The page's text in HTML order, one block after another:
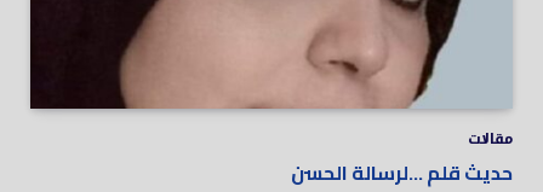
مقالات
حديث قلم …لرسالة الحسن